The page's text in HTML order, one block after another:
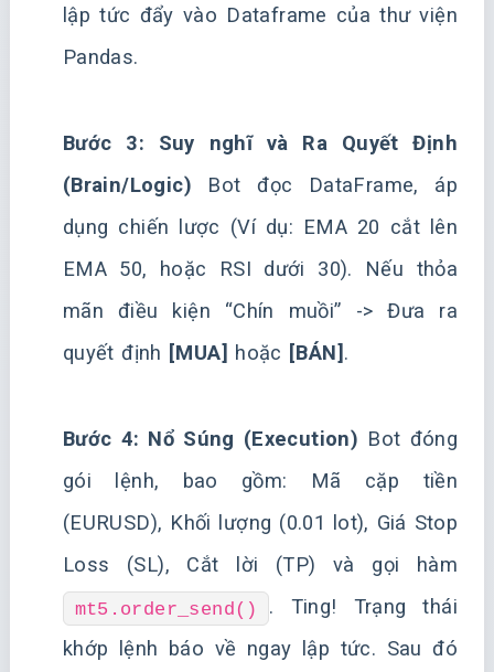
lập tức đẩy vào Dataframe của thư viện
Pandas.
Bước 3: Suy nghĩ và Ra Quyết Định
(Brain/Logic) Bot đọc DataFrame, áp
dụng chiến lược (Ví dụ: EMA 20 cắt lên
EMA 50, hoặc RSI dưới 30). Nếu thỏa
mãn điều kiện “Chín muồi” -> Đưa ra
quyết định [MUA] hoặc [BÁN] .
Bước 4: Nổ Súng (Execution) Bot đóng
gói lệnh, bao gồm: Mã cặp tiền
(EURUSD), Khối lượng (0.01 lot), Giá Stop
Loss (SL), Cắt lời (TP) và gọi hàm
mt5.order_send()
. Ting! Trạng thái
khớp lệnh báo về ngay lập tức. Sau đó